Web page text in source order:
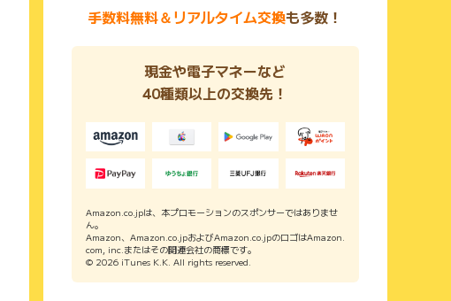
手数料無料＆リアルタイム交換も多数！
現金や電子マネーなど
40種類以上の交換先！
Amazon.co.jpは、本プロモーションのスポンサーではありませ
ん。
Amazon、Amazon.co.jpおよびAmazon.co.jpのロゴはAmazon.
com, inc.またはその関連会社の商標です。
© 2026 iTunes K.K. All rights reserved.